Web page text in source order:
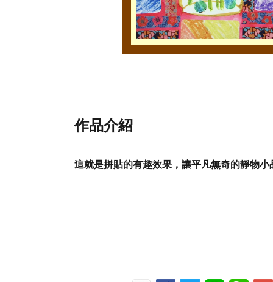
作品介紹
這就是拼貼的有趣效果，讓平凡無奇的靜物